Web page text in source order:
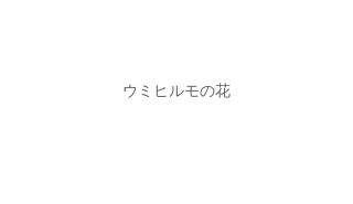
ウミヒルモの花